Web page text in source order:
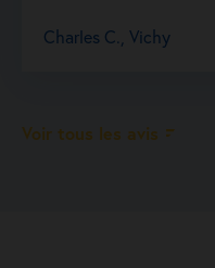
Charles C., Vichy
Voir tous les avis